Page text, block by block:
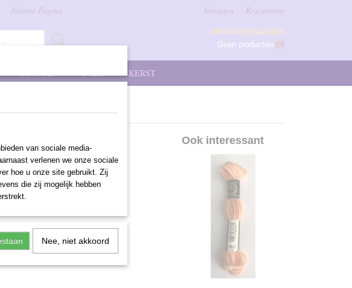
Nieuwe Pagina Inloggen Registreren
UW WINKELWAGEN
Geen producten (0)
STOFFEN SALE KERST
Ook interessant
van sociale media-
verlenen we onze sociale
hoe u onze site gebruikt. Zij
die zij mogelijk hebben
Nee, niet akkoord